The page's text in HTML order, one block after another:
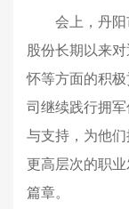
会上，丹
股份长期以来
怀等方面的积
司继续践行拥
与支持，为他们
更高层次的职
篇章。